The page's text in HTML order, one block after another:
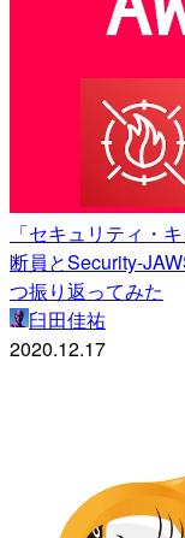
「セキュリティ・
断員とSecurity-
つ振り返ってみた
臼田佳祐
2020.12.17